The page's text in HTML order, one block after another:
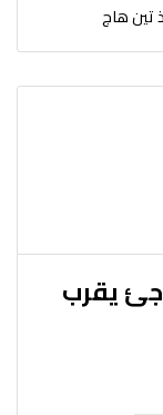
تين هاج
يقرب